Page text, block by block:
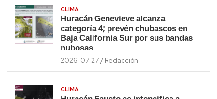
CLIMA
Huracán Genevieve alcanza
categoría 4; prevén chubascos en
Baja California Sur por sus bandas
nubosas
2026-07-27 Redacción
CLIMA